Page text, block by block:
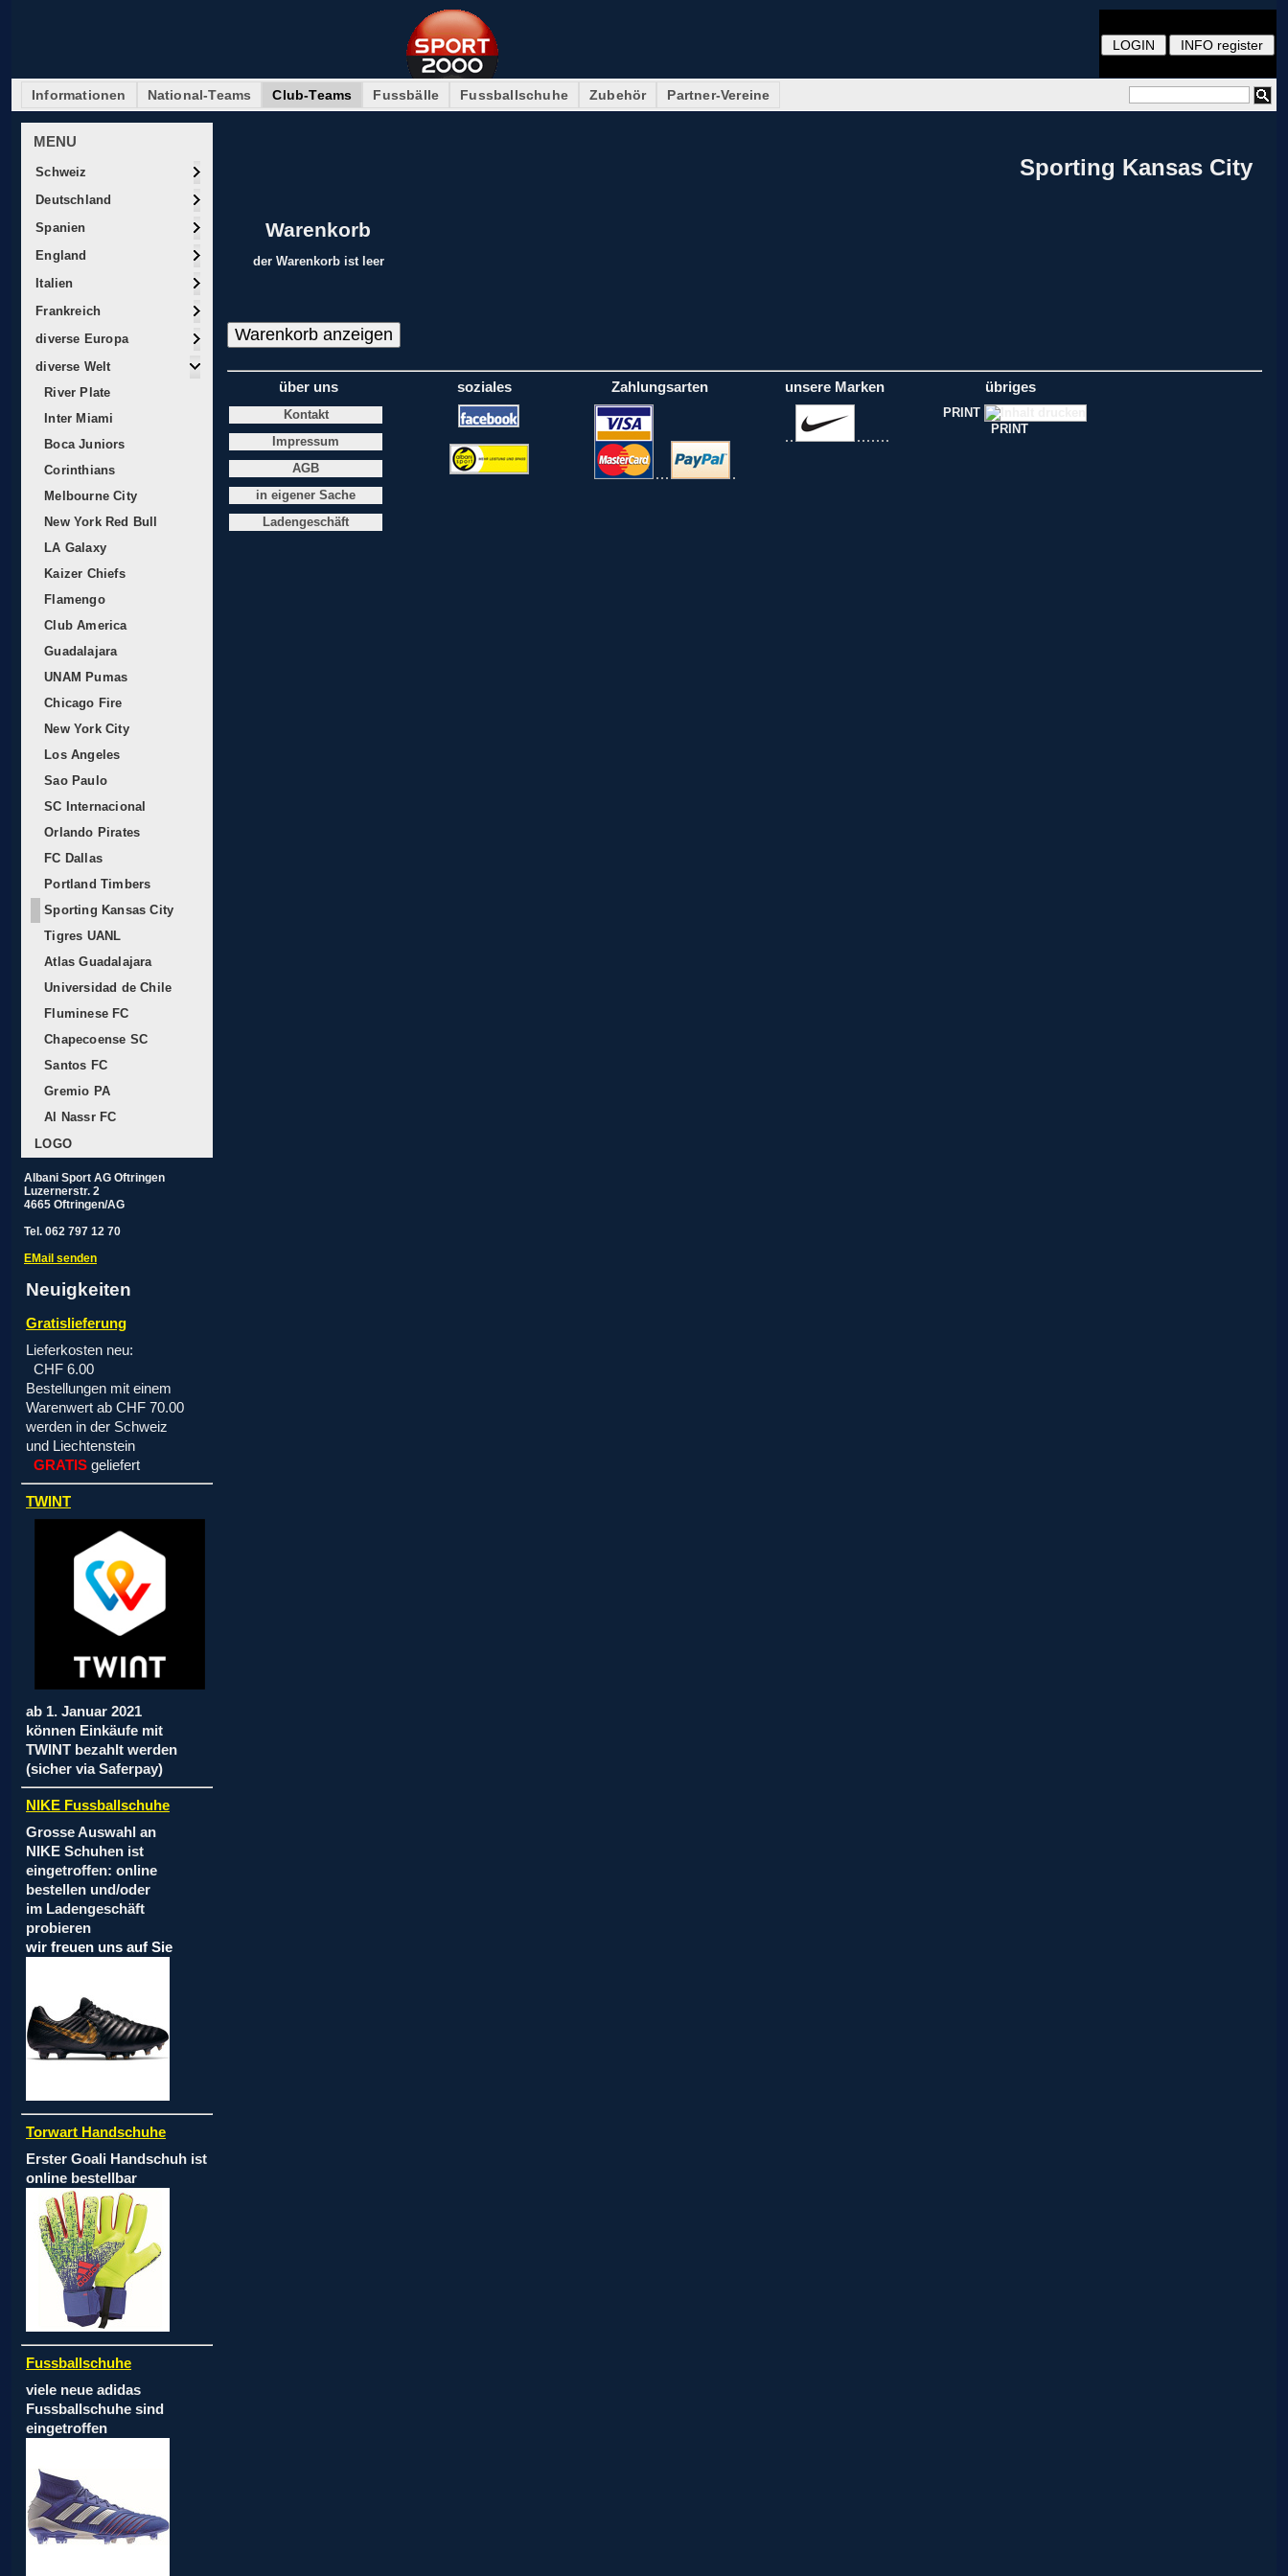
Informationen National-Teams Club-Teams Fussbälle Fussballschuhe Zubehör Partner-Vereine
MENU
Schweiz
Deutschland
Spanien
England
Italien
Frankreich
diverse Europa
diverse Welt
River Plate
Inter Miami
Boca Juniors
Corinthians
Melbourne City
New York Red Bull
LA Galaxy
Kaizer Chiefs
Flamengo
Club America
Guadalajara
UNAM Pumas
Chicago Fire
New York City
Los Angeles
Sao Paulo
SC Internacional
Orlando Pirates
FC Dallas
Portland Timbers
Sporting Kansas City
Tigres UANL
Atlas Guadalajara
Universidad de Chile
Fluminese FC
Chapecoense SC
Santos FC
Gremio PA
Al Nassr FC
LOGO
Albani Sport AG Oftringen
Luzernerstr. 2
4665 Oftringen/AG
Tel. 062 797 12 70
EMail senden
Neuigkeiten
Gratislieferung
Lieferkosten neu:
CHF 6.00
Bestellungen mit einem
Warenwert ab CHF 70.00
werden in der Schweiz
und Liechtenstein
GRATIS geliefert
TWINT
ab 1. Januar 2021
können Einkäufe mit
TWINT bezahlt werden
(sicher via Saferpay)
NIKE Fussballschuhe
Grosse Auswahl an
NIKE Schuhen ist
eingetroffen: online
bestellen und/oder
im Ladengeschäft
probieren
wir freuen uns auf Sie
Torwart Handschuhe
Erster Goali Handschuh ist
online bestellbar
Fussballschuhe
viele neue adidas
Fussballschuhe sind
eingetroffen
Sporting Kansas City
Warenkorb
der Warenkorb ist leer
über uns
Kontakt
Impressum
AGB
in eigener Sache
Ladengeschäft
soziales Zahlungsarten unsere Marken übriges
PRINT
PRINT